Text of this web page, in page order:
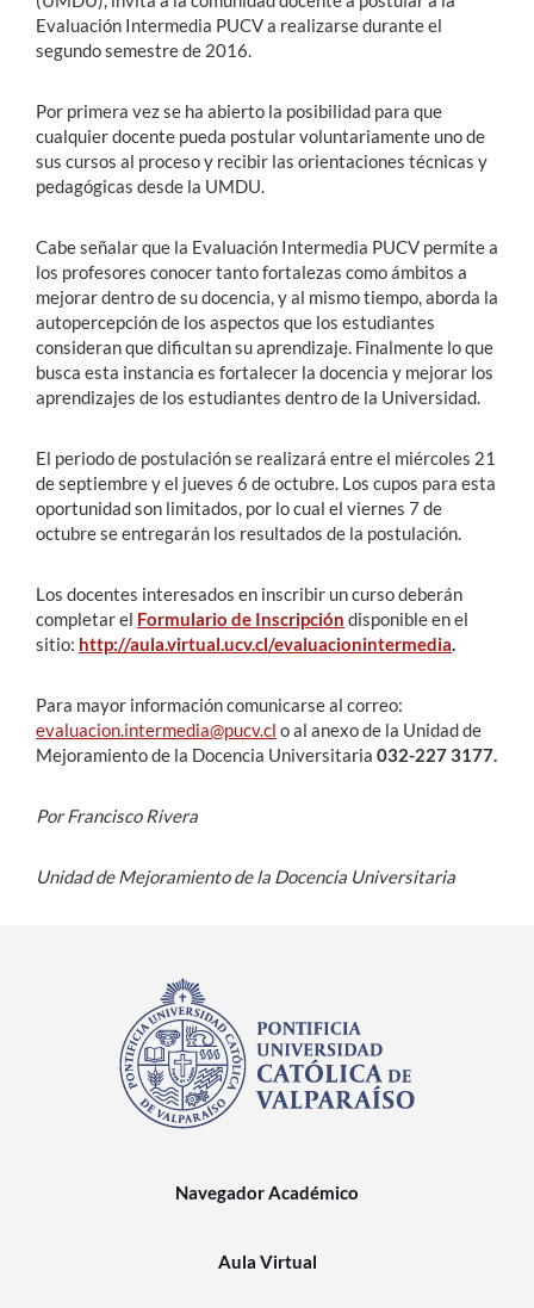
Evaluación Intermedia PUCV a realizarse durante el
segundo semestre de 2016.
Por primera vez se ha abierto la posibilidad para que
cualquier docente pueda postular voluntariamente uno de
sus cursos al proceso y recibir las orientaciones técnicas y
pedagógicas desde la UMDU.
Cabe señalar que la Evaluación Intermedia PUCV permite a
los profesores conocer tanto fortalezas como ámbitos a
mejorar dentro de su docencia, y al mismo tiempo, aborda la
autopercepción de los aspectos que los estudiantes
consideran que dificultan su aprendizaje. Finalmente lo que
busca esta instancia es fortalecer la docencia y mejorar los
aprendizajes de los estudiantes dentro de la Universidad.
El periodo de postulación se realizará entre el miércoles 21
de septiembre y el jueves 6 de octubre. Los cupos para esta
oportunidad son limitados, por lo cual el viernes 7 de
octubre se entregarán los resultados de la postulación.
Los docentes interesados en inscribir un curso deberán
completar el Formulario de Inscripción disponible en el
sitio: http://aula.virtual.ucv.cl/evaluacionintermedia.
Para mayor información comunicarse al correo:
evaluacion.intermedia@pucv.cl o al anexo de la Unidad de
Mejoramiento de la Docencia Universitaria 032-227 3177.
Por Francisco Rivera
Unidad de Mejoramiento de la Docencia Universitaria
Navegador Académico
Aula Virtual